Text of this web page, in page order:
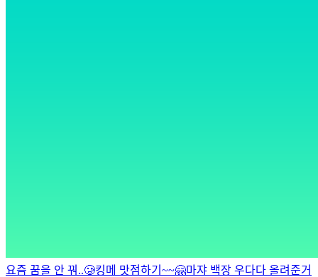
요즘 꿈을 안 꿔..🥲킹메 맛점하기~~🤗마쟈 백장 우다다 올려준거